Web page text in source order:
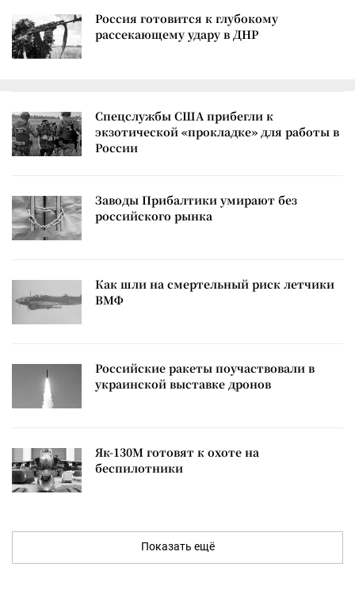
Россия готовится к глубокому
рассекающему удару в ДНР
Спецслужбы США прибегли к
экзотической «прокладке» для работы в
России
Заводы Прибалтики умирают без
российского рынка
Как шли на смертельный риск летчики
ВМФ
Российские ракеты поучаствовали в
украинской выставке дронов
Як-130М готовят к охоте на
беспилотники
Показать ещё